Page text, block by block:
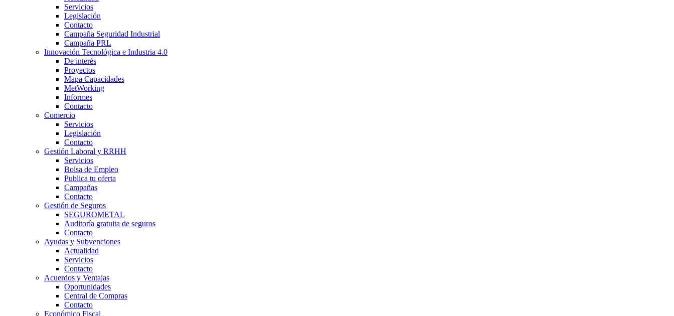
Servicios
Legislación
Contacto
Campaña Seguridad Industrial
Campaña PRL
Innovación Tecnológica e Industria 4.0
De interés
Proyectos
Mapa Capacidades
MetWorking
Informes
Contacto
Comercio
Servicios
Legislación
Contacto
Gestión Laboral y RRHH
Servicios
Bolsa de Empleo
Publica tu oferta
Campañas
Contacto
Gestión de Seguros
SEGUROMETAL
Auditoría gratuita de seguros
Contacto
Ayudas y Subvenciones
Actualidad
Servicios
Contacto
Acuerdos y Ventajas
Oportunidades
Central de Compras
Contacto
Económico Fiscal